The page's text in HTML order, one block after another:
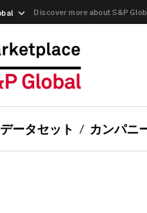
Discover more about S&P
データセット カンパニ